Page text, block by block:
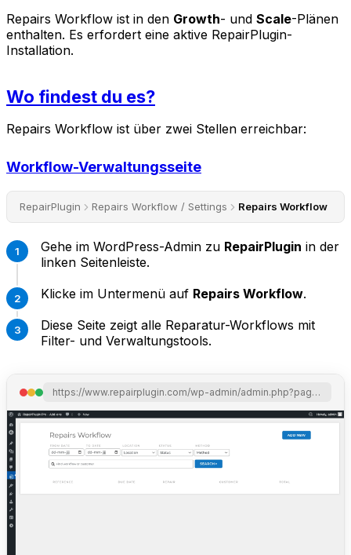
Repairs Workflow ist in den Growth- und Scale-Plänen
enthalten. Es erfordert eine aktive RepairPlugin-
Installation.
Wo findest du es?
Repairs Workflow ist über zwei Stellen erreichbar:
Workflow-Verwaltungsseite
RepairPlugin Repairs Workflow / Settings Repairs Workflow
Gehe im WordPress-Admin zu RepairPlugin in der
linken Seitenleiste.
Klicke im Untermenü auf Repairs Workflow.
Diese Seite zeigt alle Reparatur-Workflows mit
Filter- und Verwaltungstools.
https://www.repairplugin.com/wp-admin/admin.php?page=wp_repair_workflow